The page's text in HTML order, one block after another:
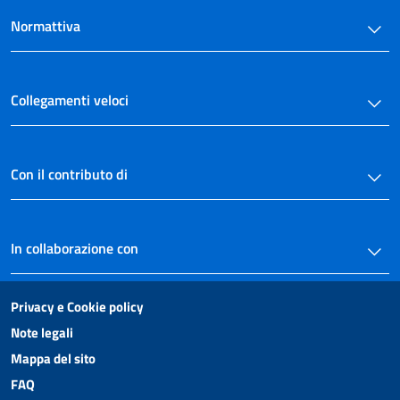
Allegati
Allegato A
Normattiva
Collegamenti veloci
Con il contributo di
In collaborazione con
Privacy e Cookie policy
Note legali
Mappa del sito
FAQ